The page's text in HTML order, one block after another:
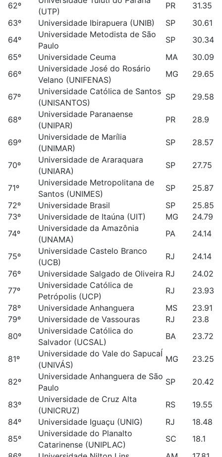
62º
(UTP)
PR
31.35
63º
Universidade Ibirapuera (UNIB) SP
30.61
64º
Universidade Metodista de São
Paulo
SP
30.34
65º
Universidade Ceuma MA
30.09
66º
Universidade José do Rosário
Velano (UNIFENAS)
MG 29.65
67º
Universidade Católica de Santos
(UNISANTOS)
SP 29.58
68º
Universidade Paranaense
(UNIPAR)
PR 28.9
69º
Universidade de Marília
(UNIMAR)
SP 28.57
70º
Universidade de Araraquara
(UNIARA)
SP 27.75
71º
Universidade Metropolitana de
Santos (UNIMES)
SP
25.87
72º
Universidade Brasil SP
25.85
73º
Universidade de Itaúna (UIT) MG
24.79
74º
Universidade da Amazônia
(UNAMA)
PA 24.14
75º
Universidade Castelo Branco
(UCB)
RJ
24.14
76º
Universidade Salgado de Oliveira RJ
24.02
77º
Universidade Católica de
Petrópolis (UCP)
RJ
23.93
78º
Universidade Anhanguera MS
23.91
79º
Universidade de Vassouras RJ
23.8
80º
Universidade Católica do
Salvador (UCSAL)
BA 23.72
81º
Universidade do Vale do SapucaÍ
(UNIVÁS)
MG 23.25
82º
Universidade Anhanguera de São
Paulo
SP 20.42
83º
Universidade de Cruz Alta
(UNICRUZ)
RS
19.55
84º
Universidade Iguaçu (UNIG) RJ
18.48
85º
Universidade do Planalto
Catarinense (UNIPLAC)
SC
18.1